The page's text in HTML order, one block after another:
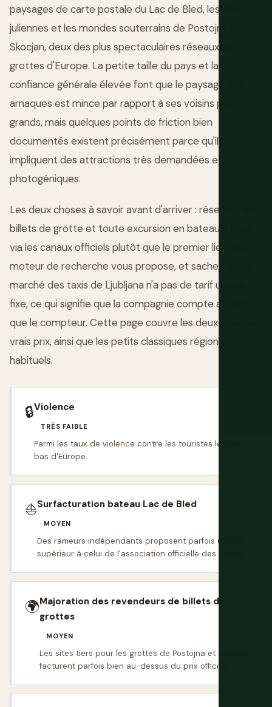
paysages de carte postale du Lac de Bled, les Alpes
juliennes et les mondes souterrains de Postojna et
Skocjan, deux des plus spectaculaires réseaux de
grottes d'Europe. La petite taille du pays et la
confiance générale élevée font que le paysage des
arnaques est mince par rapport à ses voisins plus
grands, mais quelques points de friction bien
documentés existent précisément parce qu'ils
impliquent des attractions très demandées et
photogéniques.
Les deux choses à savoir avant d'arriver : réservez les
billets de grotte et toute excursion en bateau à Bled
via les canaux officiels plutôt que le premier lien qu'un
moteur de recherche vous propose, et sachez que le
marché des taxis de Ljubljana n'a pas de tarif unique
fixe, ce qui signifie que la compagnie compte autant
que le compteur. Cette page couvre les deux avec les
vrais prix, ainsi que les petits classiques régionaux
habituels.
🔒Violence
TRÈS FAIBLE
Parmi les taux de violence contre les touristes les plus
bas d'Europe.
⛵Surfacturation bateau Lac de Bled
MOYEN
Des rameurs indépendants proposent parfois un prix
supérieur à celui de l'association officielle des pletna.
🌍Majoration des revendeurs de billets de
grottes
MOYEN
Les sites tiers pour les grottes de Postojna et Skocjan
facturent parfois bien au-dessus du prix officiel.